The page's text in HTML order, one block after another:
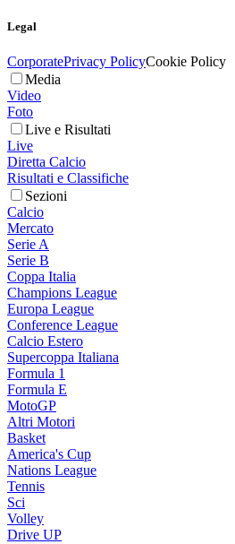
Legal
CorporatePrivacy PolicyCookie Policy
Media
Video
Foto
Live e Risultati
Live
Diretta Calcio
Risultati e Classifiche
Sezioni
Calcio
Mercato
Serie A
Serie B
Coppa Italia
Champions League
Europa League
Conference League
Calcio Estero
Supercoppa Italiana
Formula 1
Formula E
MotoGP
Altri Motori
Basket
America's Cup
Nations League
Tennis
Sci
Volley
Drive UP